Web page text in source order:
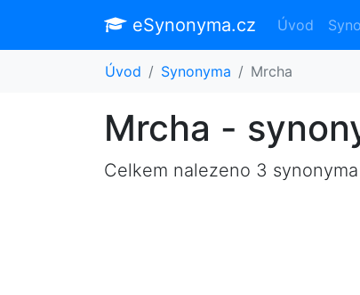
eSynonyma.cz Úvod
Úvod Synonyma Mrcha
Mrcha -
Celkem nalezeno 3